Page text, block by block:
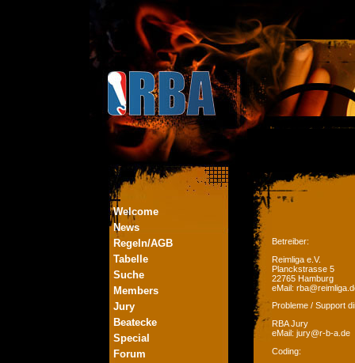
Welcome
News
Regeln/AGB
Tabelle
Suche
Members
Jury
Beatecke
Special
Forum
Betreiber:
Reimliga e.V.
Planckstrasse 5
22765 Hamburg
eMail:
Probleme / Support
RBA Jury
eMail: jury@r-b-a.de
Coding: